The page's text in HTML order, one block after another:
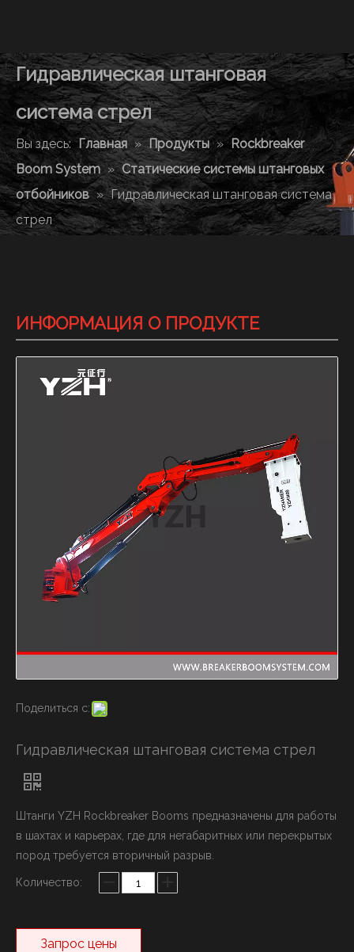
Гидравлическая штанговая
система стрел
Вы здесь: Главная » Продукты » Rockbreaker
Boom System » Статические системы штанговых
отбойников » Гидравлическая штанговая система
стрел
ИНФОРМАЦИЯ О ПРОДУКТЕ
Поделиться с:
Гидравлическая штанговая система стрел
Штанги YZH Rockbreaker Booms предназначены для работы
в шахтах и ​​карьерах, где для негабаритных или перекрытых
пород требуется вторичный разрыв.
Количество:
Запрос цены